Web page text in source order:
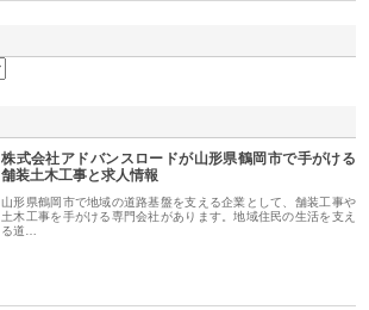
株式会社アドバンスロードが山形県鶴岡市で手がける
舗装土木工事と求人情報
山形県鶴岡市で地域の道路基盤を支える企業として、舗装工事や
土木工事を手がける専門会社があります。地域住民の生活を支え
る道…